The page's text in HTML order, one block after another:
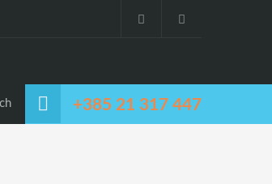
+385 21 317 447